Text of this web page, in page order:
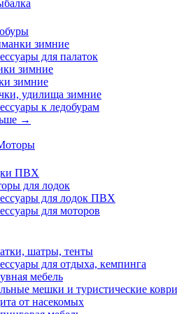
зимние
для палаток
зимние
зимние
удилища зимние
к ледобурам
→
ПВХ
для лодок
для лодок ПВХ
для моторов
шатры, тенты
для отдыха, кемпинга
мебель
мешки и туристические
от насекомых